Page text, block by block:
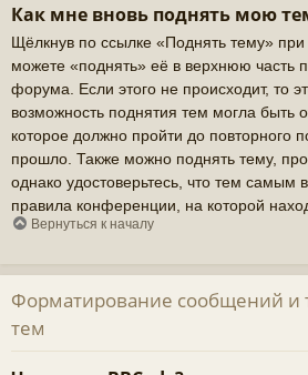
Как мне вновь поднять мою
Щёлкнув по ссылке «Поднять тему»
можете «поднять» её в верхнюю часть
форума. Если этого не происходит, то
возможность поднятия тем могла быть
которое должно пройти до повторного
прошло. Также можно поднять тему,
однако удостоверьтесь, что тем самым
правила конференции, на которой
Вернуться к началу
Форматирование сообщений и
тем